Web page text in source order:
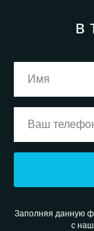
в
Заполняя данную
с